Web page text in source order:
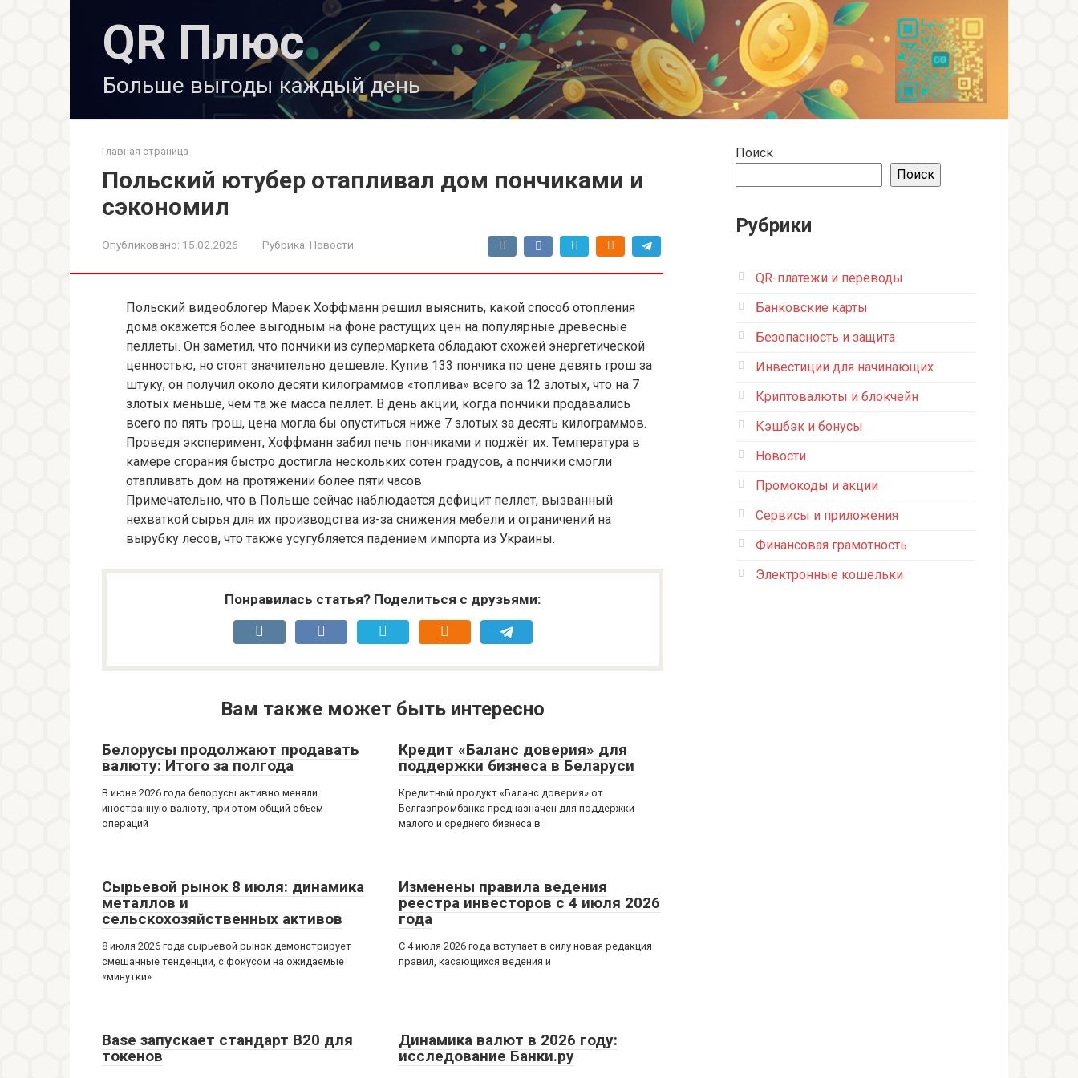
QR Плюс
Больше выгоды каждый день
Главная страница
Польский ютубер отапливал дом пончиками и
сэкономил
Опубликовано: 15.02.2026 Рубрика: Новости
Польский видеоблогер Марек Хоффманн решил выяснить, какой способ отопления
дома окажется более выгодным на фоне растущих цен на популярные древесные
пеллеты. Он заметил, что пончики из супермаркета обладают схожей энергетической
ценностью, но стоят значительно дешевле. Купив 133 пончика по цене девять грош за
штуку, он получил около десяти килограммов «топлива» всего за 12 злотых, что на 7
злотых меньше, чем та же масса пеллет. В день акции, когда пончики продавались
всего по пять грош, цена могла бы опуститься ниже 7 злотых за десять килограммов.
Проведя эксперимент, Хоффманн забил печь пончиками и поджёг их. Температура в
камере сгорания быстро достигла нескольких сотен градусов, а пончики смогли
отапливать дом на протяжении более пяти часов.
Примечательно, что в Польше сейчас наблюдается дефицит пеллет, вызванный
нехваткой сырья для их производства из-за снижения мебели и ограничений на
вырубку лесов, что также усугубляется падением импорта из Украины.
Понравилась статья? Поделиться с друзьями:
Вам также может быть интересно
Белорусы продолжают продавать
валюту: Итого за полгода
В июне 2026 года белорусы активно меняли
иностранную валюту, при этом общий объем
операций
Кредит «Баланс доверия» для
поддержки бизнеса в Беларуси
Кредитный продукт «Баланс доверия» от
Белгазпромбанка предназначен для поддержки
малого и среднего бизнеса в
Сырьевой рынок 8 июля: динамика
металлов и
сельскохозяйственных активов
8 июля 2026 года сырьевой рынок демонстрирует
смешанные тенденции, с фокусом на ожидаемые
«минутки»
Изменены правила ведения
реестра инвесторов с 4 июля 2026
года
С 4 июля 2026 года вступает в силу новая редакция
правил, касающихся ведения и
Base запускает стандарт B20 для
токенов
Динамика валют в 2026 году:
исследование Банки.ру
Поиск
Поиск
Рубрики
QR-платежи и переводы
Банковские карты
Безопасность и защита
Инвестиции для начинающих
Криптовалюты и блокчейн
Кэшбэк и бонусы
Новости
Промокоды и акции
Сервисы и приложения
Финансовая грамотность
Электронные кошельки